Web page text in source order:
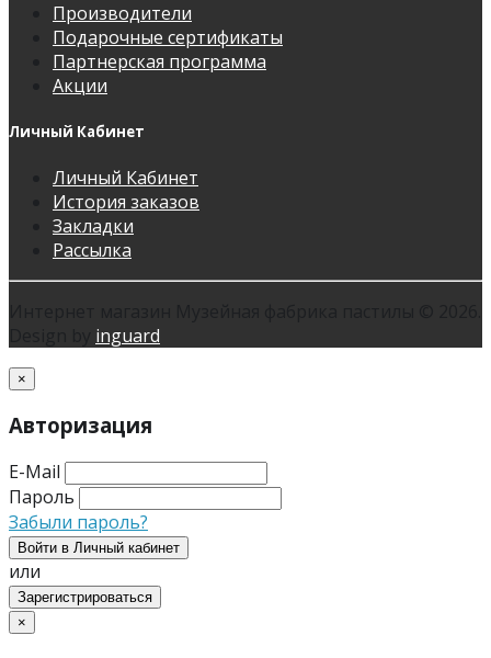
Производители
Подарочные сертификаты
Партнерская программа
Акции
Личный Кабинет
Личный Кабинет
История заказов
Закладки
Рассылка
inguard
×
Авторизация
E-Mail
Пароль
Забыли пароль?
Войти в Личный кабинет
или
Зарегистрироваться
×